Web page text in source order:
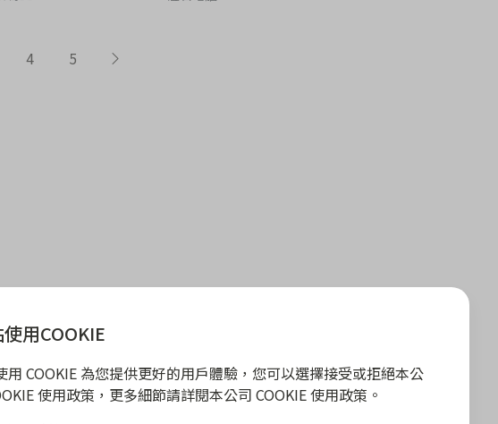
4 5
用COOKIE
用 COOKIE 為您提供更好的用戶體驗，您可以選擇接受或拒絕本公
使用政策，更多細節請詳閱本公司 COOKIE 使用政策。